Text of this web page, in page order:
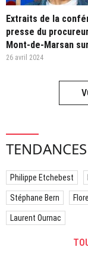
Extraits de la
presse du
Mont-de-Marsan sur
l'affaire Kendji Girac
26 avril 2024
TENDANCES
Philippe Etchebest
Stéphane Bern
Laurent Ournac